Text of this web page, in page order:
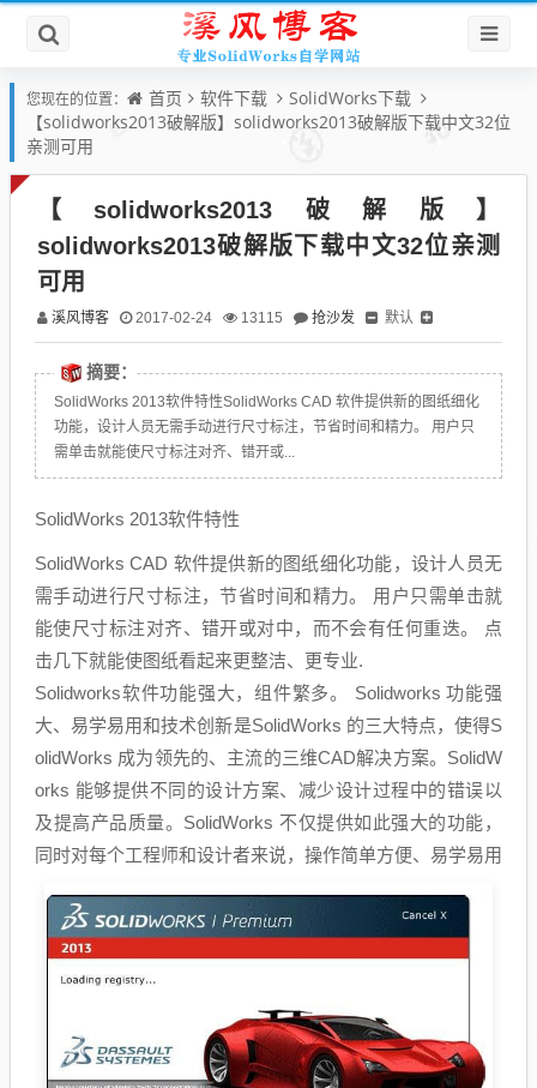
您现在的位置： 首页 软件下载
SolidWorks下载
【solidworks2013破解版】solidworks2013破解版下载中文32位
亲测可用
【solidworks2013破解版】
solidworks2013破解版下载中文32位亲测
可用
溪风博客 2017-02-24 13115 抢沙发 默认
摘要：
SolidWorks 2013软件特性SolidWorks CAD 软件提供新的图纸细化
功能，设计人员无需手动进行尺寸标注，节省时间和精力。 用户只
需单击就能使尺寸标注对齐、错开或...
SolidWorks 2013软件特性
SolidWorks CAD 软件提供新的图纸细化功能，设计人员无
需手动进行尺寸标注，节省时间和精力。 用户只需单击就
能使尺寸标注对齐、错开或对中，而不会有任何重迭。 点
击几下就能使图纸看起来更整洁、更专业.
Solidworks软件功能强大，组件繁多。 Solidworks 功能强
大、易学易用和技术创新是SolidWorks 的三大特点，使得S
olidWorks 成为领先的、主流的三维CAD解决方案。SolidW
orks 能够提供不同的设计方案、减少设计过程中的错误以
及提高产品质量。SolidWorks 不仅提供如此强大的功能，
同时对每个工程师和设计者来说，操作简单方便、易学易用